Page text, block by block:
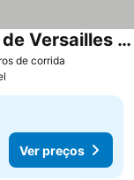
de corrida
Mercure Paris Vaugirard Porte de Versailles Hotel
Ver preços